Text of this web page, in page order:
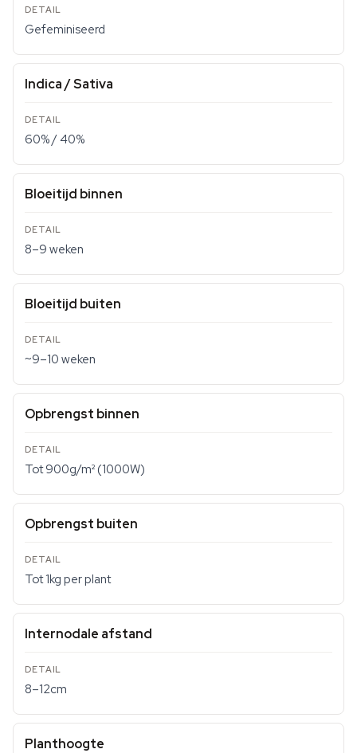
Gefeminiseerd
Indica / Sativa
60% / 40%
Bloeitijd binnen
8–9 weken
Bloeitijd buiten
~9–10 weken
Opbrengst binnen
Tot 900g/m² (1000W)
Opbrengst buiten
Tot 1kg per plant
Internodale afstand
8–12cm
Planthoogte